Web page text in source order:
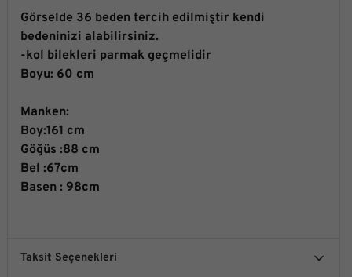
Görselde 36 beden tercih edilmiştir kendi
bedeninizi alabilirsiniz.
-kol bilekleri parmak geçmelidir
Boyu: 60 cm
Manken:
Boy:161 cm
Göğüs :88 cm
Bel :67cm
Basen : 98cm
Taksit Seçenekleri